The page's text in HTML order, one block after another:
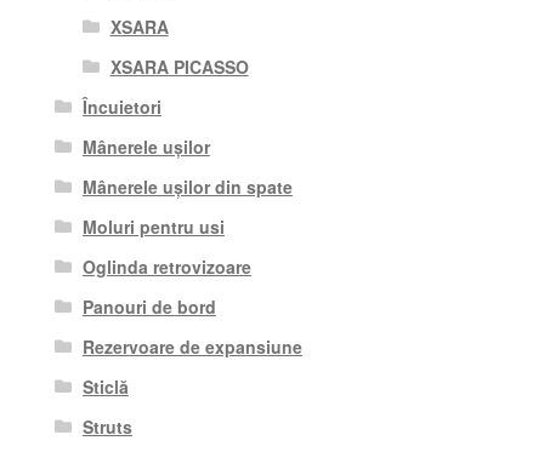
XSARA
XSARA PICASSO
Încuietori
Mânerele ușilor
Mânerele ușilor din spate
Moluri pentru usi
Oglinda retrovizoare
Panouri de bord
Rezervoare de expansiune
Sticlă
Struts